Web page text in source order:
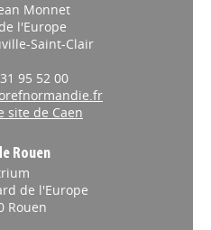
Monnet
l'Europe
Saint-Clair
95 52 00
site de Caen
Rouen
de l'Europe
Rouen